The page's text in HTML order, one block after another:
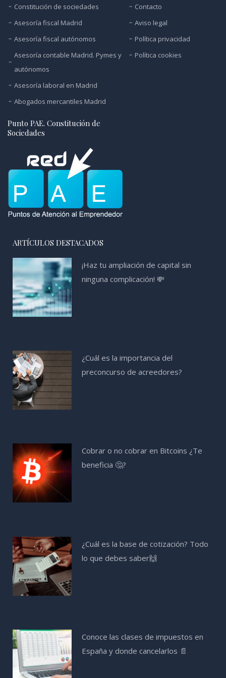
Constitución de sociedades
Asesoría fiscal Madrid
Asesoría fiscal autónomos
Asesoría contable Madrid. Pymes y
autónomos
Asesoría laboral en Madrid
Abogados mercantiles Madrid
Punto PAE. Constitución de
Sociedades
Contacto
Aviso legal
Política privacidad
Política cookies
ARTÍCULOS DESTACADOS
¡Haz tu ampliación de capital sin
ninguna complicación! 💸
¿Cuál es la importancia del
preconcurso de acreedores?
Cobrar o no cobrar en Bitcoins ¿Te
beneficia 🤔?
¿Cuál es la base de cotización? Todo
lo que debes saber🙌
Conoce las clases de impuestos en
España y donde cancelarlos 📄